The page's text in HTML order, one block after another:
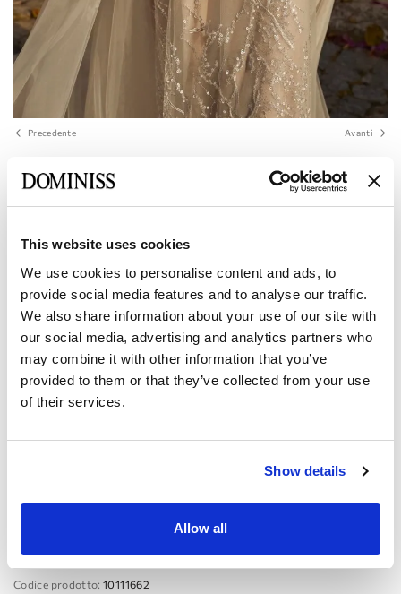
This website uses cookies
We use cookies to personalise content and ads, to
provide social media features and to analyse our traffic.
We also share information about your use of our site with
our social media, advertising and analytics partners who
may combine it with other information that you’ve
provided to them or that they’ve collected from your use
of their services.
Show details
Allow all
Precedente Avanti
GLORIA Abito da sposa a trapezio in
scollo a V
Dimensione: Tabella delle dimensioni
Europeo:
Produttore:
34 EU 36 EU 38 EU 40 EU 42 EU
Trova un negozio
Codice prodotto: 10111662